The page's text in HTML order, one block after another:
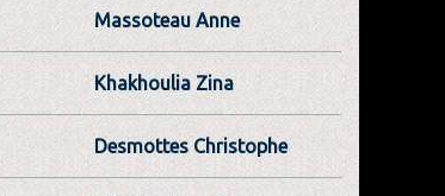
Massoteau Anne
Khakhoulia Zina
Desmottes Christophe